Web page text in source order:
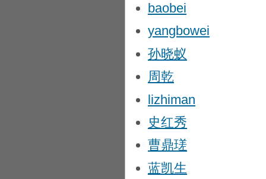
baobei
yangbowei
孙晓蚁
周乾
lizhiman
史红秀
曹鼎瑳
蓝凯生